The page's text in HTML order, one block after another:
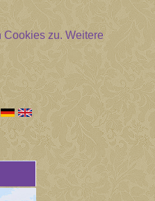
Cookies zu.Weitere